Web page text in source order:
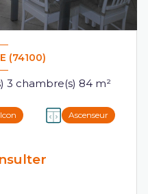
(74100)
Appartement 4 pièce(s) 3 chambre(s) 84 m²
Ascenseur